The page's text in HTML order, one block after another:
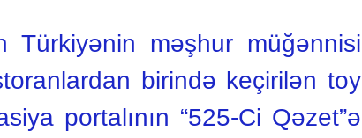
məşhur müğənnisi
birində keçirilən toy
portalının “525-Ci Qəzet”ə